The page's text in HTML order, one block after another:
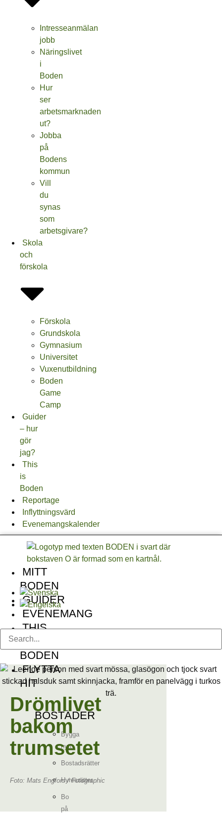
Intresseanmälan
jobb
Näringslivet
i
Boden
Hur
ser
arbetsmarknaden
ut?
Jobba
på
Bodens
kommun
Vill
du
synas
som
arbetsgivare?
Skola
och
förskola
Förskola
Grundskola
Gymnasium
Universitet
Vuxenutbildning
Boden
Game
Camp
Guider
– hur
gör
jag?
This
is
Boden
Reportage
Inflyttningsvärd
Evenemangskalender
MITT
BODEN
GUIDER
EVENEMANG
THIS
IS
BODEN
FLYTTA
HIT
BOSTÄDER
Bygga
nytt
Bostadsrätter
Hyresrätter
Bo
på
Drömlivet
bakom
trumsetet
Foto: Mats Engfors / Fotographic